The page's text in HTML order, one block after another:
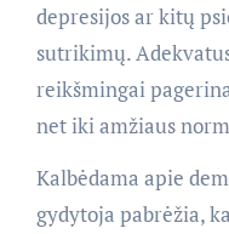
depresijos ar kitų
sutrikimų.
reikšmingai
net iki amžiaus
Kalbėdama apie
gydytoja pabrėžia,